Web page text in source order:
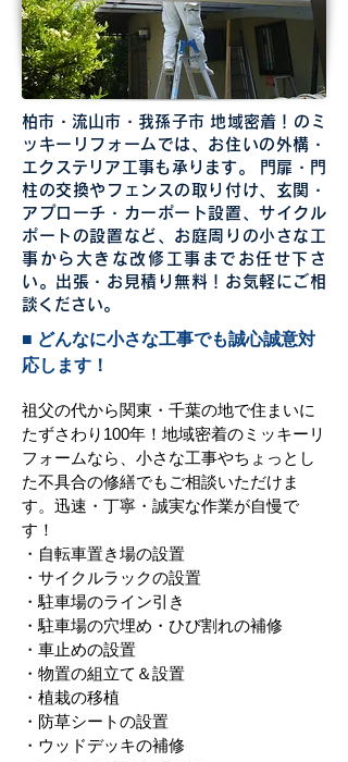
柏市・流山市・我孫子市 地域密着！のミ
ッキーリフォームでは、お住いの外構・
エクステリア工事も承ります。 門扉・門
柱の交換やフェンスの取り付け、玄関・
アプローチ・カーポート設置、サイクル
ポートの設置など、お庭周りの小さな工
事から大きな改修工事までお任せ下さ
い。出張・お見積り無料！お気軽にご相
談ください。
■ どんなに小さな工事でも誠心誠意対
応します！
祖父の代から関東・千葉の地で住まいに
たずさわり100年！地域密着のミッキーリ
フォームなら、小さな工事やちょっとし
た不具合の修繕でもご相談いただけま
す。迅速・丁寧・誠実な作業が自慢で
す！
・自転車置き場の設置
・サイクルラックの設置
・駐車場のライン引き
・駐車場の穴埋め・ひび割れの補修
・車止めの設置
・物置の組立て＆設置
・植栽の移植
・防草シートの設置
・ウッドデッキの補修